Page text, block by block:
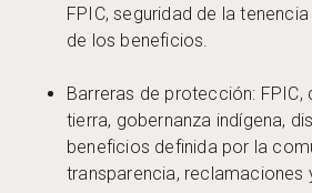
FPIC, seguridad de la
de los beneficios.
Barreras de protección:
tierra, gobernanza indígena,
beneficios definida por la
transparencia, reclamaciones